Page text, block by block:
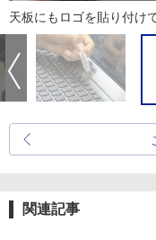
天板にもロゴを貼り付け
関連記事